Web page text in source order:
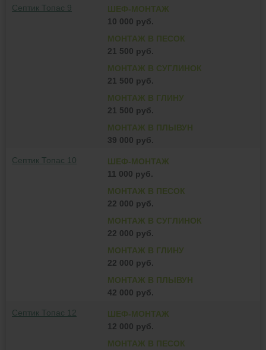
Септик Топас 9
ШЕФ-МОНТАЖ
10 000 руб.
МОНТАЖ В ПЕСОК
21 500 руб.
МОНТАЖ В СУГЛИНОК
21 500 руб.
МОНТАЖ В ГЛИНУ
21 500 руб.
МОНТАЖ В ПЛЫВУН
39 000 руб.
Септик Топас 10
ШЕФ-МОНТАЖ
11 000 руб.
МОНТАЖ В ПЕСОК
22 000 руб.
МОНТАЖ В СУГЛИНОК
22 000 руб.
МОНТАЖ В ГЛИНУ
22 000 руб.
МОНТАЖ В ПЛЫВУН
42 000 руб.
Септик Топас 12
ШЕФ-МОНТАЖ
12 000 руб.
МОНТАЖ В ПЕСОК